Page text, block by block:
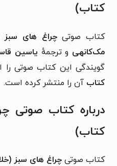
کتاب)
کتاب صوتیچراغ‌ های سبز
مک‌کانهی و ترجمهٔ یاسین
گویندگی این کتاب صوتی را
کتاب آن را منتشر کرده است.
درباره کتاب صوتی
کتاب)
کتاب صوتی چراغ‌ های سبز